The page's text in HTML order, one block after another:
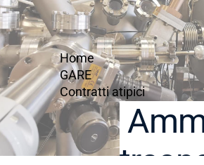
Home
GARE
Contratti atipici